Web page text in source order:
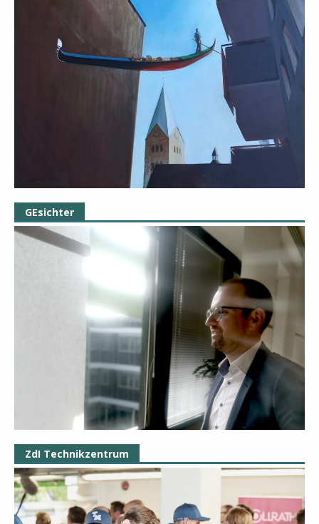
GEsichter
ZdI Technikzentrum